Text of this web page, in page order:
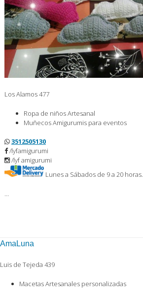
Los Alamos 477
Ropa de niños Artesanal
Muñecos Amigurumis para eventos
3512505130
/lyfamigurumi
/lyf amigurumi
Lunes a Sábados de 9 a 20 horas.
…
AmaLuna
Luis de Tejeda 439
Macetas Artesanales personalizadas